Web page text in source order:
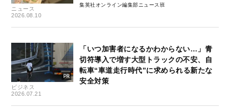
ニュース
2026.08.10
集英社オンライン編集部ニュース班
ビジネス
2026.07.21
「いつ加害者になるかわからない…」青
切符導入で増す大型トラックの不安、自
転車“車道走行時代”に求められる新たな
安全対策